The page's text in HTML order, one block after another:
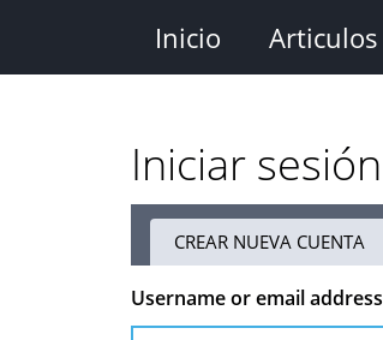
contenido
Inicio Articulos
Iniciar sesión
Solapas
principales
CREAR NUEVA CUENTA
Username or email address